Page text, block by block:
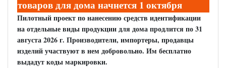
товаров для дома начнется 1 октября
Пилотный проект по нанесению средств идентификации
на отдельные виды продукции для дома продлится по 31
августа 2026 г. Производители, импортеры, продавцы
изделий участвуют в нем добровольно. Им бесплатно
выдадут коды маркировки.